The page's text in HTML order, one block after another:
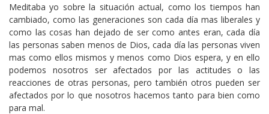
Meditaba yo sobre la situación actual, como los tiempos han
cambiado, como las generaciones son cada día mas liberales y
como las cosas han dejado de ser como antes eran, cada día
las personas saben menos de Dios, cada día las personas viven
mas como ellos mismos y menos como Dios espera, y en ello
podemos nosotros ser afectados por las actitudes o las
reacciones de otras personas, pero también otros pueden ser
afectados por lo que nosotros hacemos tanto para bien como
para mal.